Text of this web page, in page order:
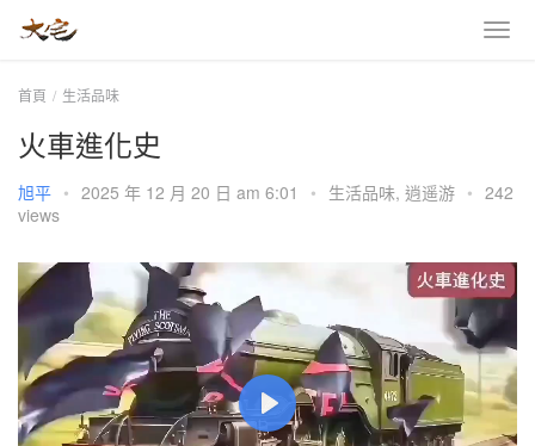
首頁 生活品味
火車進化史
旭平 • 2025 年 12 月 20 日 am 6:01 • 生活品味, 逍遥游 • 242
views
P